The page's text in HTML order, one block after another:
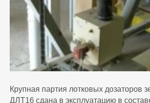
Крупная партия лотковых дозаторов
ДЛТ16 сдана в эксплуатацию в